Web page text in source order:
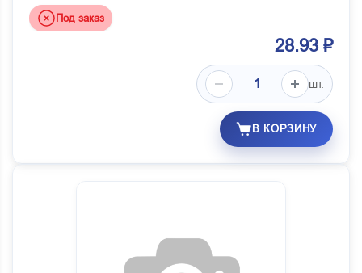
Под заказ
28.93 ₽
шт.
В КОРЗИНУ